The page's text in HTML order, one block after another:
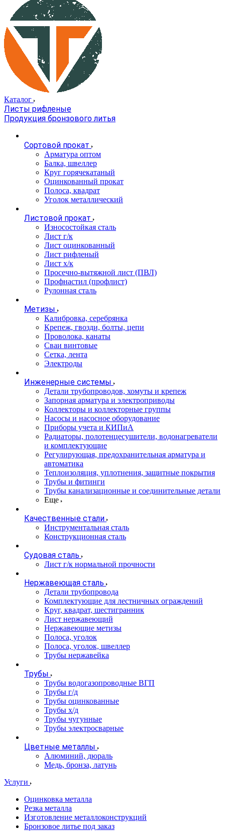
Каталог
Листы рифленые
Продукция бронзового литья
Сортовой прокат
Арматура оптом
Балка, швеллер
Круг горячекатаный
Оцинкованный прокат
Полоса, квадрат
Уголок металлический
Листовой прокат
Износостойкая сталь
Лист г/к
Лист оцинкованный
Лист рифленый
Лист х/к
Просечно-вытяжной лист (ПВЛ)
Профнастил (профлист)
Рулонная сталь
Метизы
Калибровка, серебрянка
Крепеж, гвозди, болты, цепи
Проволока, канаты
Сваи винтовые
Сетка, лента
Электроды
Инженерные системы
Детали трубопроводов, хомуты и крепеж
Запорная арматура и электроприводы
Коллекторы и коллекторные группы
Насосы и насосное оборудование
Приборы учета и КИПиА
Радиаторы, полотенцесушители, водонагреватели
и комплектующие
Регулирующая, предохранительная арматура и
автоматика
Теплоизоляция, уплотнения, защитные покрытия
Трубы и фитинги
Трубы канализационные и соединительные детали
Еще
Качественные стали
Инструментальная сталь
Конструкционная сталь
Судовая сталь
Лист г/к нормальной прочности
Нержавеющая сталь
Детали трубопровода
Комплектующие для лестничных ограждений
Круг, квадрат, шестигранник
Лист нержавеющий
Нержавеющие метизы
Полоса, уголок
Полоса, уголок, швеллер
Трубы нержавейка
Трубы
Трубы водогазопроводные ВГП
Трубы г/д
Трубы оцинкованные
Трубы х/д
Трубы чугунные
Трубы электросварные
Цветные металлы
Алюминий, дюраль
Медь, бронза, латунь
Услуги
Оцинковка металла
Резка металла
Изготовление металлоконструкций
Бронзовое литье под заказ